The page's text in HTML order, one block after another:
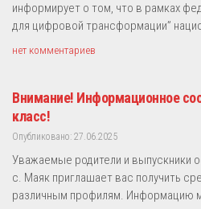
информирует о том, что в рамках
для цифровой трансформации”
нет комментариев
Внимание! Информационное
класс!
Опубликовано: 27.06.2025
Уважаемые родители и
с. Маяк приглашает вас получить
различным профилям. Информацию